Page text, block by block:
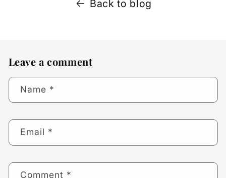
Back to blog
Leave a comment
Name *
Email *
Comment *